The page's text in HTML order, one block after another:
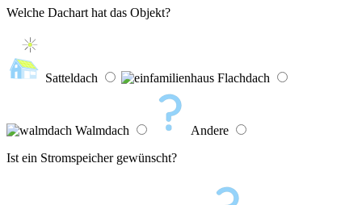
Welche Dachart hat das Objekt?
Satteldach Flachdach
Walmdach
Andere
Ist ein Stromspeicher gewünscht?